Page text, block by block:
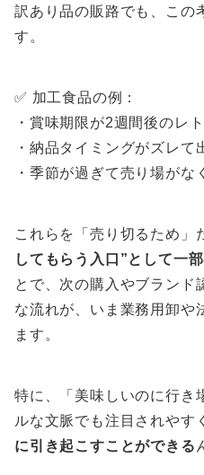
訳あり品の販路でも、この
す。
✅ 加工食品の例：
・賞味期限が2週間後のレ
・納品タイミングがズレ
・季節が過ぎて売り場がな
これらを「売り切るため」
してもらう入口”として一
とで、次の購入やブランド
な流れが、いま業務用卸や
ます。
特に、「美味しいのに行き
ルな文脈でも注目されやす
に引き起こすことができる